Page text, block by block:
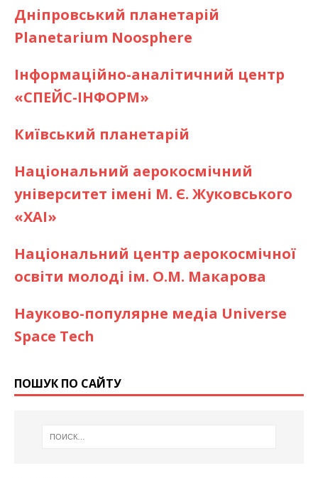
Дніпровський планетарій
Planetarium Noosphere
Інформаційно-аналітичний центр
«СПЕЙС-ІНФОРМ»
Київський планетарій
Національний аерокосмічний
університет імені М. Є. Жуковського
«ХАІ»
Національний центр аерокосмічної
освіти молоді ім. О.М. Макарова
Науково-популярне медіа Universe
Space Tech
ПОШУК ПО САЙТУ